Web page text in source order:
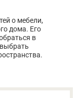
о мебели,
дома. Его
в